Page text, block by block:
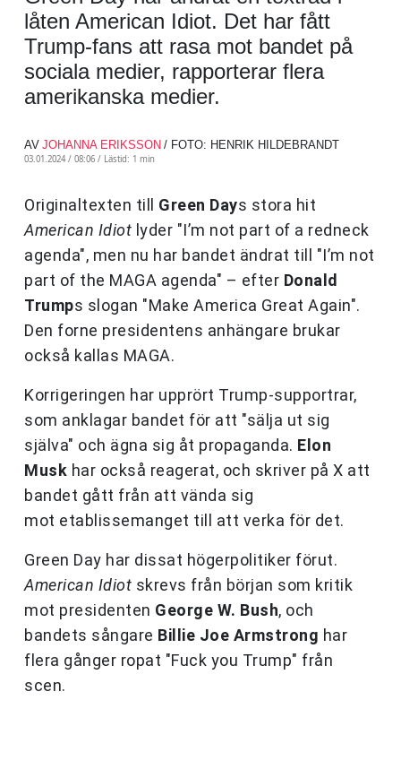
låten American Idiot. Det har fått
Trump-fans att rasa mot bandet på
sociala medier, rapporterar flera
amerikanska medier.
AV JOHANNA ERIKSSON / FOTO: HENRIK HILDEBRANDT
03.01.2024 / 08:06 / Lästid: 1 min
Originaltexten till Green Days stora hit
American Idiot lyder "I’m not part of a redneck
agenda", men nu har bandet ändrat till "I’m not
part of the MAGA agenda" – efter Donald
Trumps slogan "Make America Great Again".
Den forne presidentens anhängare brukar
också kallas MAGA.
Korrigeringen har upprört Trump-supportrar,
som anklagar bandet för att "sälja ut sig
själva" och ägna sig åt propaganda. Elon
Musk har också reagerat, och skriver på X att
bandet gått från att vända sig
mot etablissemanget till att verka för det.
Green Day har dissat högerpolitiker förut.
American Idiot skrevs från början som kritik
mot presidenten George W. Bush, och
bandets sångare Billie Joe Armstrong har
flera gånger ropat "Fuck you Trump" från
scen.